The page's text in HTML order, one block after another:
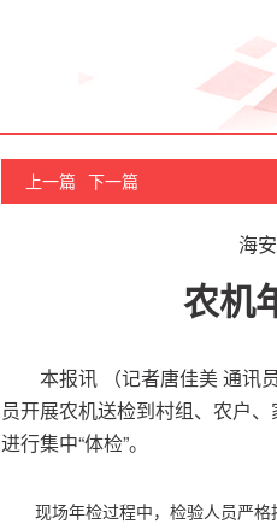
上一篇 下一篇
海
农机
本报讯 （记者唐佳美 通讯
员开展农机送检到村组、农户
进行集中“体检”。
现场年检过程中，检验人员严